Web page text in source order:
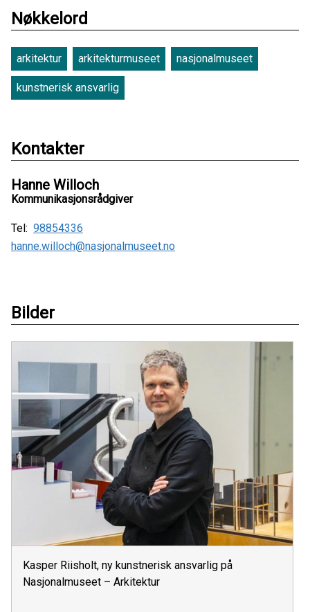
Nøkkelord
arkitektur arkitekturmuseet nasjonalmuseet
kunstnerisk ansvarlig
Kontakter
Hanne Willoch
Kommunikasjonsrådgiver
Tel: 98854336
hanne.willoch@nasjonalmuseet.no
Bilder
Kasper Riisholt, ny kunstnerisk ansvarlig på
Nasjonalmuseet – Arkitektur